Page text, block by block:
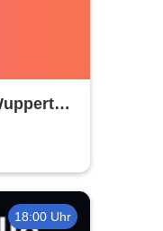
18:00 Uhr